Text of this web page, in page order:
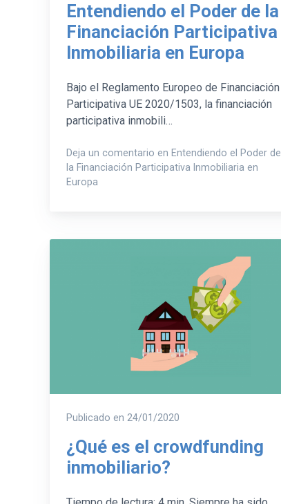
Entendiendo el Poder de la
Financiación Participativa
Inmobiliaria en Europa
Bajo el Reglamento Europeo de Financiación
Participativa UE 2020/1503, la financiación
participativa inmobili…
Deja un comentario en Entendiendo el Poder de
la Financiación Participativa Inmobiliaria en
Europa
Publicado en 24/01/2020
¿Qué es el crowdfunding
inmobiliario?